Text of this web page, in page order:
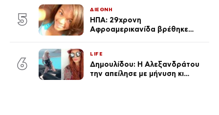
5
ΔΙΕΘΝΗ
ΗΠΑ: 29χρονη
Αφροαμερικανίδα βρέθηκε
6
LIFE
Δημουλίδου: Η Αλεξανδράτου
την απείλησε με μήνυση κι